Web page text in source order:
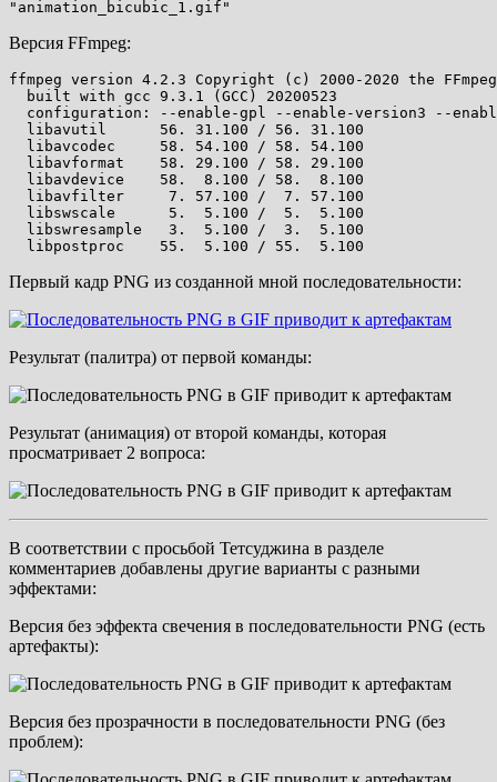
Версия FFmpeg:
ffmpeg version 4.2.3 Copyright (c) 2000-2020 the
  built with gcc 9.3.1 (GCC) 20200523
configuration: --enable-gpl --enable-version3 --
  libavutil      56. 31.100 / 56. 31.100
  libavcodec     58. 54.100 / 58. 54.100
  libavformat    58. 29.100 / 58. 29.100
  libavdevice    58.  8.100 / 58.  8.100
  libavfilter     7. 57.100 /  7. 57.100
  libswscale      5.  5.100 /  5.  5.100
  libswresample   3.  5.100 /  3.  5.100
Первый кадр PNG из созданной мной последовательности:
Результат (палитра) от первой команды:
Результат (анимация) от второй команды, которая
просматривает 2 вопроса:
В соответствии с просьбой Тетсуджина в разделе
комментариев добавлены другие варианты с разными
эффектами:
Версия без эффекта свечения в последовательности PNG (есть
артефакты):
Версия без прозрачности в последовательности PNG (без
проблем):